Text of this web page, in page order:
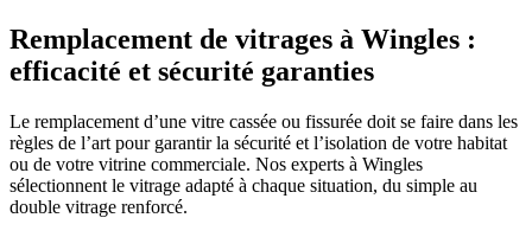
Remplacement de vitrages à Wingles :
efficacité et sécurité garanties
Le remplacement d’une vitre cassée ou fissurée doit se faire dans les
règles de l’art pour garantir la sécurité et l’isolation de votre habitat
ou de votre vitrine commerciale. Nos experts à Wingles
sélectionnent le vitrage adapté à chaque situation, du simple au
double vitrage renforcé.